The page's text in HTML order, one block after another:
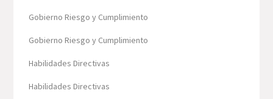
Gobierno Riesgo y Cumplimiento
Gobierno Riesgo y Cumplimiento
Habilidades Directivas
Habilidades Directivas